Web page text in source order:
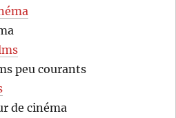
peu courants
de cinéma